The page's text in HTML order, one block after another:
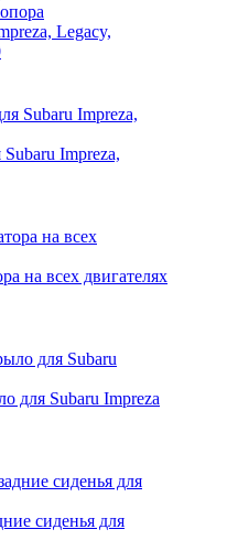
Legacy,
Impreza,
на всех двигателях
для Subaru Impreza
сиденья для